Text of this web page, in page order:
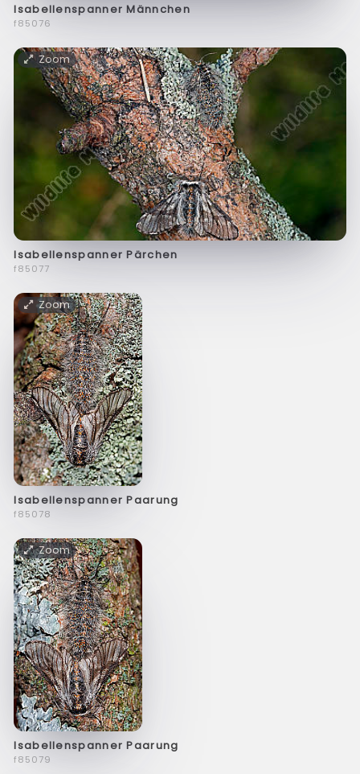
Isabellenspanner Männchen
f85076
Zoom
Isabellenspanner Pärchen
f85077
Zoom
Isabellenspanner Paarung
f85078
Zoom
Isabellenspanner Paarung
f85079